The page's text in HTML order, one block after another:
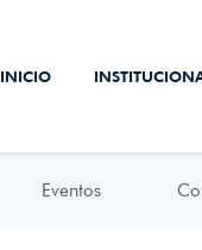
INICIO
Eventos